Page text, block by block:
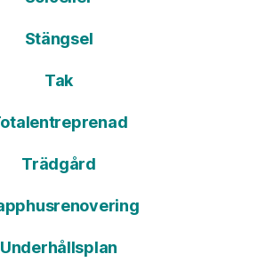
Stängsel
Tak
Trädgård
Underhållsplan